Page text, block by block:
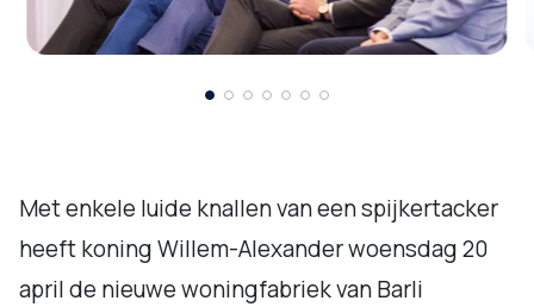
Met enkele luide knallen van een spijkertacker
heeft koning Willem-Alexander woensdag 20
april de nieuwe woningfabriek van Barli